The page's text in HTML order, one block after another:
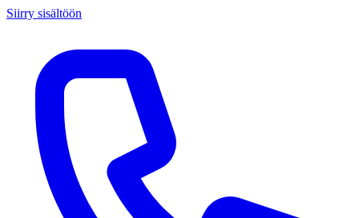
Siirry sisältöön